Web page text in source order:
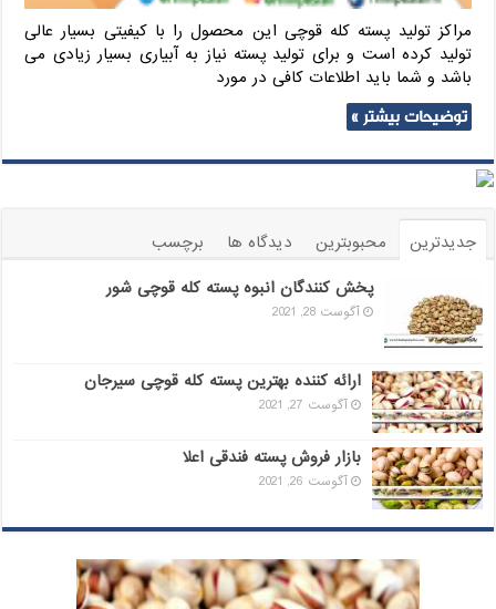
مراکز تولید پسته کله قوچی این محصول را با کیفیتی بسیار عالی
تولید کرده است و برای تولید پسته نیاز به آبیاری بسیار زیادی می
باشد و شما باید اطلاعات کافی در مورد
توضیحات بیشتر »
جدیدترین محبوبترین دیدگاه ها
برچسب
پخش کنندگان انبوه پسته کله قوچی شور
آگوست 28, 2021
ارائه کننده بهترین پسته کله قوچی سیرجان
آگوست 27, 2021
بازار فروش پسته فندقی اعلا
آگوست 26, 2021